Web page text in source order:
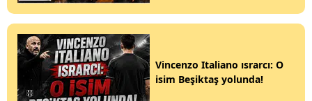
Vincenzo Italiano ısrarcı: O
isim Beşiktaş yolunda!